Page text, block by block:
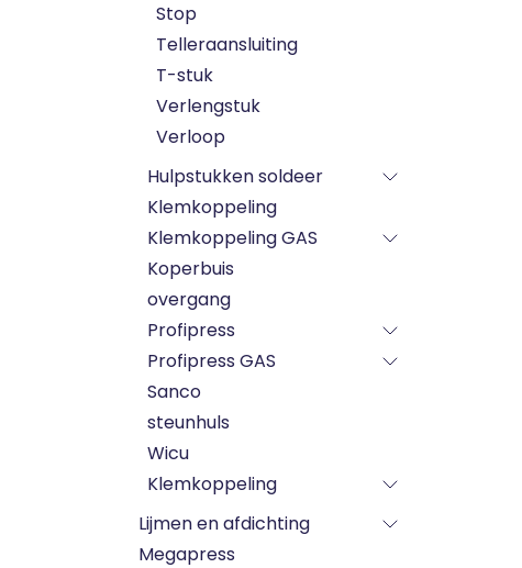
Stop
Telleraansluiting
T-stuk
Verlengstuk
Verloop
Hulpstukken soldeer
Klemkoppeling
Klemkoppeling GAS
Koperbuis
overgang
Profipress
Profipress GAS
Sanco
steunhuls
Wicu
Klemkoppeling
Lijmen en afdichting
Megapress